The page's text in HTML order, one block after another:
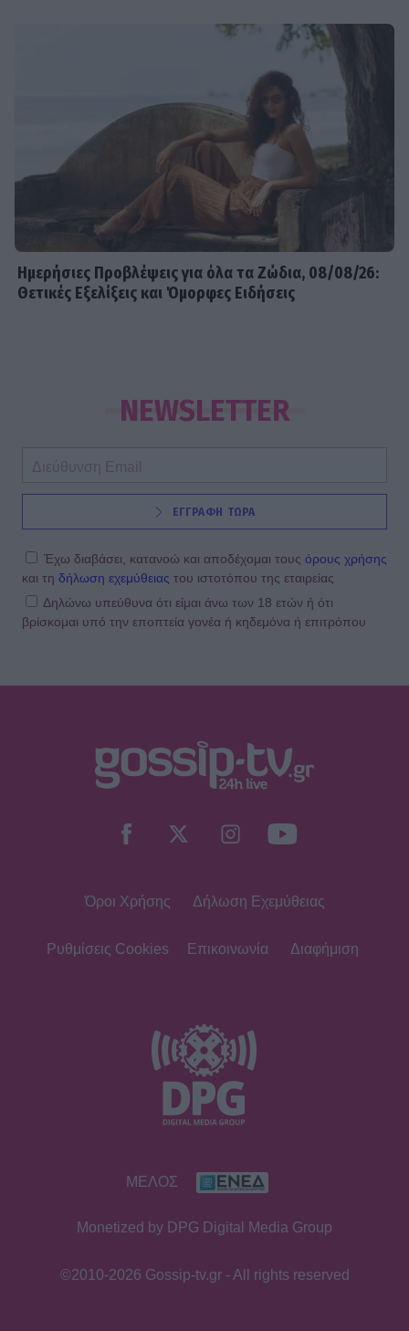
Ημερήσιες Προβλέψεις για όλα τα Ζώδια, 08/08/26:
Θετικές Εξελίξεις και Όμορφες Ειδήσεις
NEWSLETTER
ΕΓΓΡΑΦΗ ΤΩΡΑ
Έχω διαβάσει, κατανοώ και αποδέχομαι τους όρους χρήσης
και τη δήλωση εχεμύθειας του ιστοτόπου της εταιρείας
Δηλώνω υπεύθυνα ότι είμαι άνω των 18 ετών ή ότι
βρίσκομαι υπό την εποπτεία γονέα ή κηδεμόνα ή επιτρόπου
Όροι Χρήσης Δήλωση Εχεμύθειας
Ρυθμίσεις Cookies Επικοινωνία Διαφήμιση
ΜΕΛΟΣ
Monetized by DPG Digital Media Group
©2010-2026 Gossip-tv.gr - All rights reserved